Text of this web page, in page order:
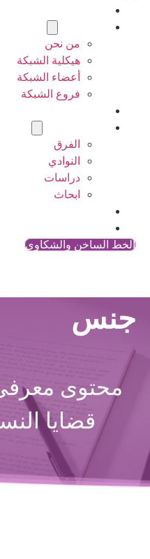
من نحن
هيكلية الشبكة
أعضاء الشبكة
فروع الشبكة
الفرق
النوادي
دراسات
ابحاث
الخط الساخن والشكاوي
جنس
محتوى
قضايا